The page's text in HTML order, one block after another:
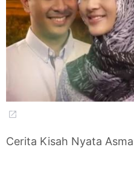
Cerita Kisah Nyata